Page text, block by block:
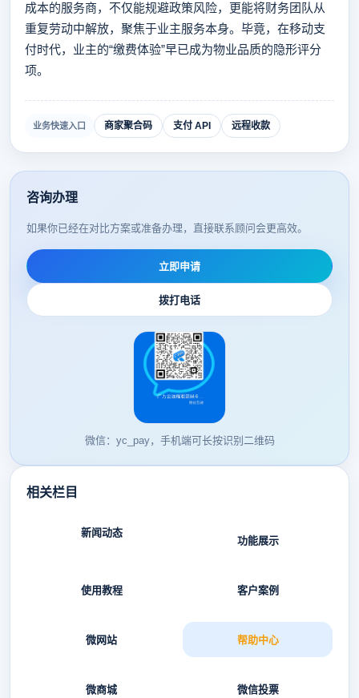
成本的服务商，不仅能规避政策风险，更能将财务团队从
重复劳动中解放，聚焦于业主服务本身。毕竟，在移动支
付时代，业主的“缴费体验”早已成为物业品质的隐形评分
项。
业务快速入口 商家聚合码 支付 API 远程收款
咨询办理
如果你已经在对比方案或准备办理，直接联系顾问会更高效。
立即申请
拨打电话
微信：yc_pay，手机端可长按识别二维码
相关栏目
新闻动态
功能展示
使用教程 客户案例
微网站 帮助中心
微商城 微信投票